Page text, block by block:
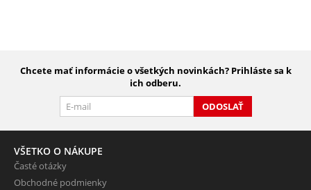
Chcete mať informácie o všetkých novinkách? Prihláste sa k
ich odberu.
ODOSLAŤ
VŠETKO O NÁKUPE
Časté otázky
Obchodné podmienky